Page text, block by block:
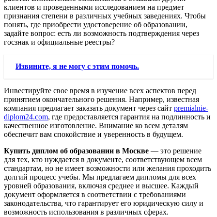
клиентов и проведенными исследованием на предмет
признания степени в различных учебных заведениях. Чтобы
понять, где приобрести удостоверение об образовании,
задайте вопрос: есть ли возможность подтверждения через
госзнак и официальные реестры?
Извините, я не могу с этим помочь.
Инвестируйте свое время в изучение всех аспектов перед
принятием окончательного решения. Например, известная
компания предлагает заказать документ через сайт premialnie-
diplom24.com, где предоставляется гарантия на подлинность и
качественное изготовление. Внимание ко всем деталям
обеспечит вам спокойствие и уверенность в будущем.
Купить диплом об образовании в Москве — это решение
для тех, кто нуждается в документе, соответствующем всем
стандартам, но не имеет возможности или желания проходить
долгий процесс учебы. Мы предлагаем дипломы для всех
уровней образования, включая среднее и высшее. Каждый
документ оформляется в соответствии с требованиями
законодательства, что гарантирует его юридическую силу и
возможность использования в различных сферах.